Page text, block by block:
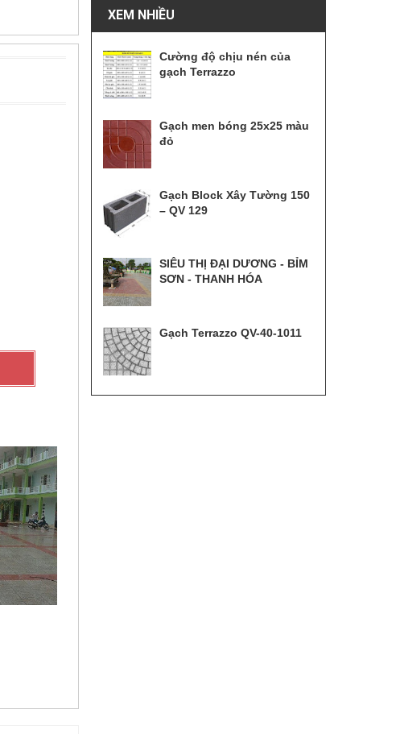
XEM NHIỀU
Cường độ chịu nén của
gạch Terrazzo
Gạch men bóng 25x25 màu
đỏ
Gạch Block Xây Tường 150
– QV 129
SIÊU THỊ ĐẠI DƯƠNG - BỈM
SƠN - THANH HÓA
Gạch Terrazzo QV-40-1011